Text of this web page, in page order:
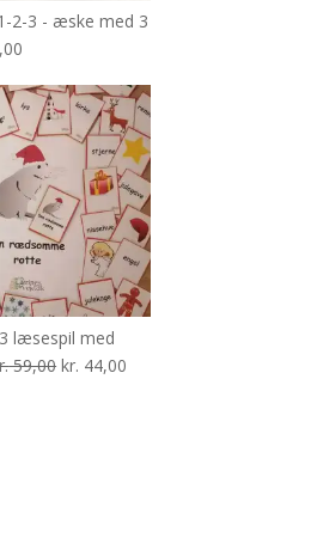
2-3 - æske med 3
læsespil med
59,00 Den
kr. 44,00